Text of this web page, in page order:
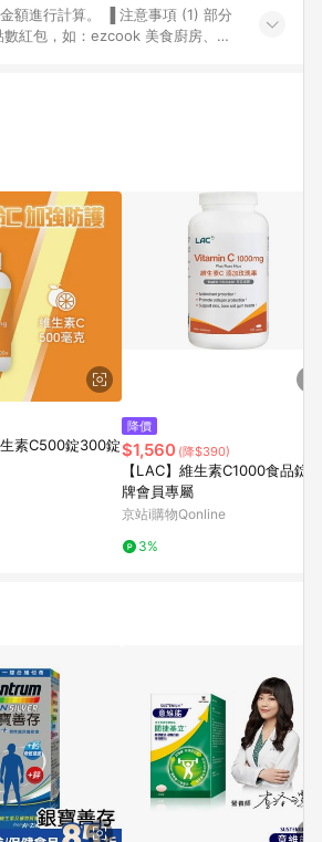
紅包，如：ezcook 美食廚房、樂
網頁標示為準。 (6) 導購訂
情以樂天市場網站公告為準。
素C500錠300錠
降價
$1,560 (降$390)
【LAC】維生素C1000食品錠-品
牌會員專屬
京站i購物Qonline
3%